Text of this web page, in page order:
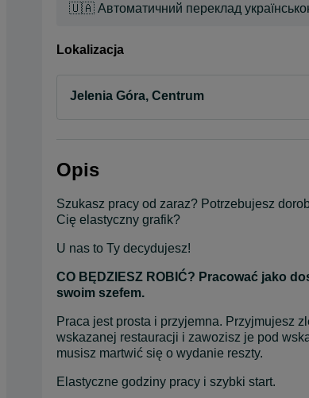
🇺🇦 Автоматичний переклад
Lokalizacja
Jelenia Góra, Centrum
Opis
Szukasz pracy od zaraz? Potrzebujesz
Cię elastyczny grafik?
U nas to Ty decydujesz!
CO BĘDZIESZ ROBIĆ? Pracować jako
swoim szefem.
Praca jest prosta i przyjemna. Przyjmujesz
wskazanej restauracji i zawozisz je pod
musisz martwić się o wydanie reszty.
Elastyczne godziny pracy i szybki start.